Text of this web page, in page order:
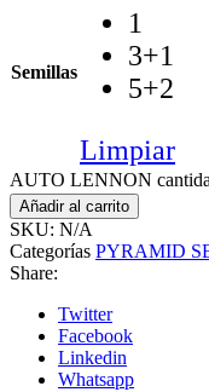
Semillas
1
3+1
5+2
Limpiar
AUTO LENNON
Añadir al carrito
SKU: N/A
Categorías PYRAMID
Share:
Twitter
Facebook
Linkedin
Whatsapp